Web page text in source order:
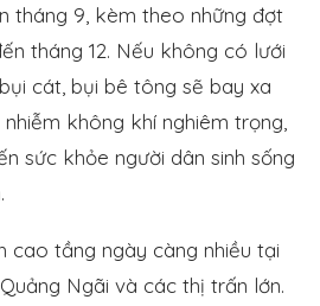
tháng 9, kèm theo những đợt
tháng 12. Nếu không có lưới
cát, bụi bê tông sẽ bay xa
không khí nghiêm trọng,
sức khỏe người dân sinh sống
cao tầng ngày càng nhiều tại
Ngãi và các thị trấn lớn.